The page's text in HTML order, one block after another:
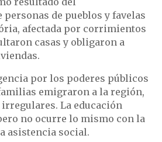
de pueblos y favelas
afectada por corrimientos
casas y obligaron a
por los poderes públicos
emigraron a la región,
La educación
no ocurre lo mismo con la
asistencia social.